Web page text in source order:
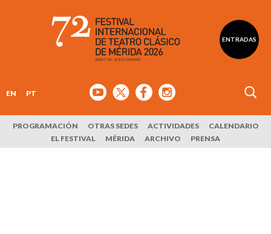
ENTRADAS
EN PT
PROGRAMACIÓN OTRAS SEDES ACTIVIDADES
CALENDARIO
EL FESTIVAL
MÉRIDA ARCHIVO PRENSA